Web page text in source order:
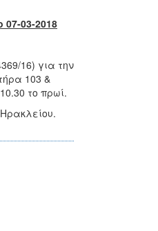
07-03-2018
16) για την
103 &
το πρωί.